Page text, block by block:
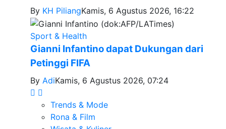
By KH PiliangKamis, 6 Agustus 2026, 16:22
Sport & Health
Gianni Infantino dapat Dukungan dari
Petinggi FIFA
By AdiKamis, 6 Agustus 2026, 07:24
Trends & Mode
Rona & Film